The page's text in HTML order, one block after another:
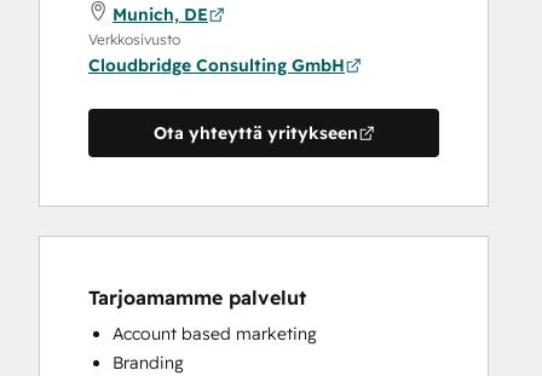
Munich, DE
Verkkosivusto
Cloudbridge Consulting GmbH
Ota yhteyttä yritykseen
Tarjoamamme palvelut
Account based marketing
Branding